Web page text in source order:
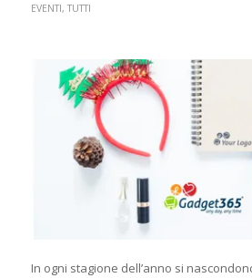
EVENTI, TUTTI
In ogni stagione dell’anno si